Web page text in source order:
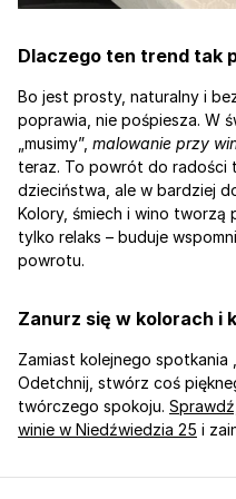
Dlaczego ten trend tak
Bo jest prosty, naturalny i
poprawia, nie pośpiesza. W
„musimy”, malowanie przy
teraz. To powrót do radości
dzieciństwa, ale w bardziej
Kolory, śmiech i wino tworzą
tylko relaks – buduje
powrotu.
Zanurz się w kolorach i
Zamiast kolejnego spotkania
Odetchnij, stwórz coś
twórczego spokoju.
winie w Niedźwiedzia 25 i